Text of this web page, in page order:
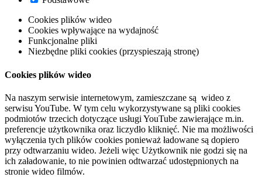
Cookies plików wideo
Cookies wpływające na wydajność
Funkcjonalne pliki
Niezbędne pliki cookies (przyspieszają stronę)
Cookies plików wideo
Na naszym serwisie internetowym, zamieszczane są wideo z
serwisu YouTube. W tym celu wykorzystywane są pliki cookies
podmiotów trzecich dotyczące usługi YouTube zawierające m.in.
preferencje użytkownika oraz liczydło kliknięć. Nie ma możliwości
wyłączenia tych plików cookies ponieważ ładowane są dopiero
przy odtwarzaniu wideo. Jeżeli więc Użytkownik nie godzi się na
ich załadowanie, to nie powinien odtwarzać udostępnionych na
stronie wideo filmów.